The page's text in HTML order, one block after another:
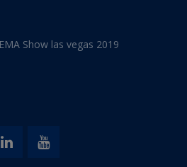
Show las vegas 2019